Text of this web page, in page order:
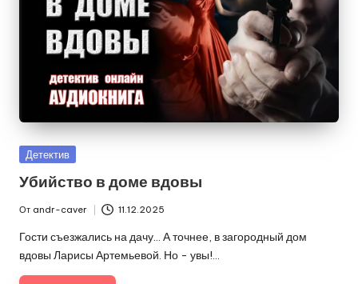
Опубликовано
Детектив
Убийство в доме вдовы
от
От andr-caver 11.12.2025
Гости съезжались на дачу… А точнее, в загородный дом
вдовы Ларисы Артемьевой. Но - увы!…